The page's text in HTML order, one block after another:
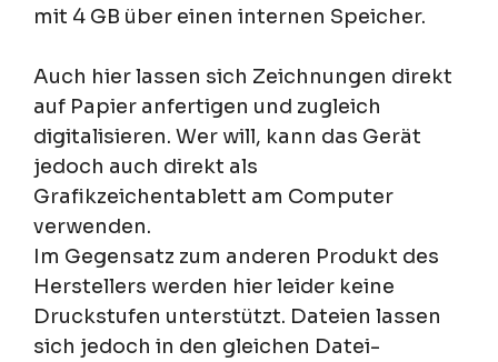
mit 4 GB über einen internen Speicher.
Auch hier lassen sich Zeichnungen direkt
auf Papier anfertigen und zugleich
digitalisieren. Wer will, kann das Gerät
jedoch auch direkt als
Grafikzeichentablett am Computer
verwenden.
Im Gegensatz zum anderen Produkt des
Herstellers werden hier leider keine
Druckstufen unterstützt. Dateien lassen
sich jedoch in den gleichen Datei-